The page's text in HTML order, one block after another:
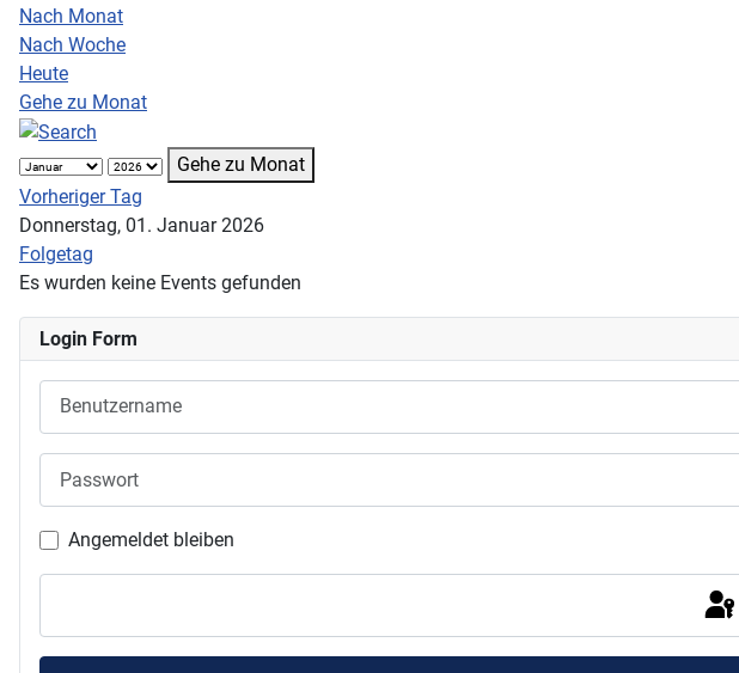
Nach Monat
Nach Woche
Heute
Gehe zu Monat
Gehe zu Monat
Vorheriger Tag
Donnerstag, 01. Januar 2026
Folgetag
Es wurden keine Events gefunden
Login Form
Angemeldet bleiben